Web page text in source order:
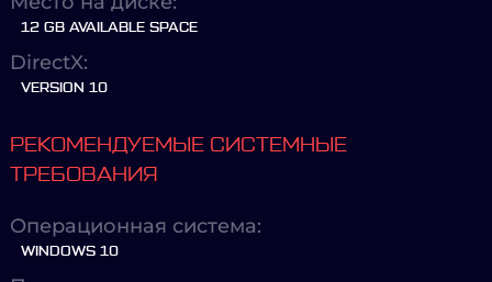
12 GB AVAILABLE SPACE
DirectX:
VERSION 10
РЕКОМЕНДУЕМЫЕ СИСТЕМНЫЕ
ТРЕБОВАНИЯ
Операционная система:
WINDOWS 10